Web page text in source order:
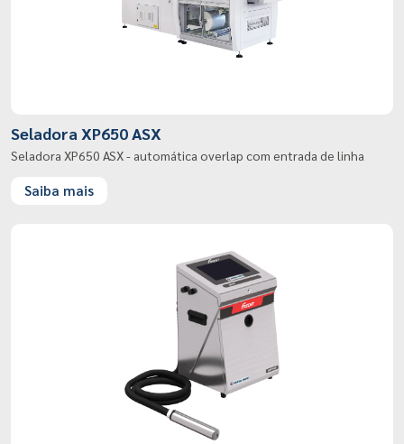
Seladora XP650 ASX
Seladora XP650 ASX - automática overlap com entrada de linha
Saiba mais